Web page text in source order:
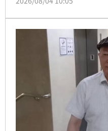
個月。